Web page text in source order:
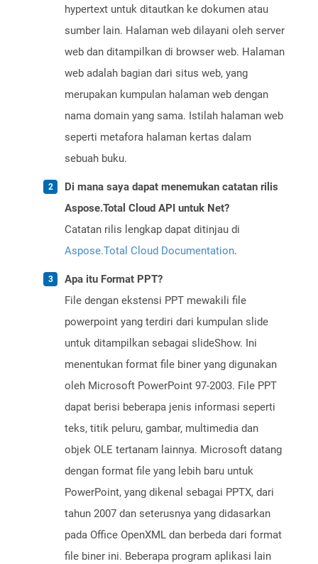
hypertext untuk ditautkan ke dokumen atau
sumber lain. Halaman web dilayani oleh server
web dan ditampilkan di browser web. Halaman
web adalah bagian dari situs web, yang
merupakan kumpulan halaman web dengan
nama domain yang sama. Istilah halaman web
seperti metafora halaman kertas dalam
sebuah buku.
Di mana saya dapat menemukan catatan rilis
Aspose.Total Cloud API untuk Net?
Catatan rilis lengkap dapat ditinjau di
Aspose.Total Cloud Documentation.
Apa itu Format PPT?
File dengan ekstensi PPT mewakili file
powerpoint yang terdiri dari kumpulan slide
untuk ditampilkan sebagai slideShow. Ini
menentukan format file biner yang digunakan
oleh Microsoft PowerPoint 97-2003. File PPT
dapat berisi beberapa jenis informasi seperti
teks, titik peluru, gambar, multimedia dan
objek OLE tertanam lainnya. Microsoft datang
dengan format file yang lebih baru untuk
PowerPoint, yang dikenal sebagai PPTX, dari
tahun 2007 dan seterusnya yang didasarkan
pada Office OpenXML dan berbeda dari format
file biner ini. Beberapa program aplikasi lain